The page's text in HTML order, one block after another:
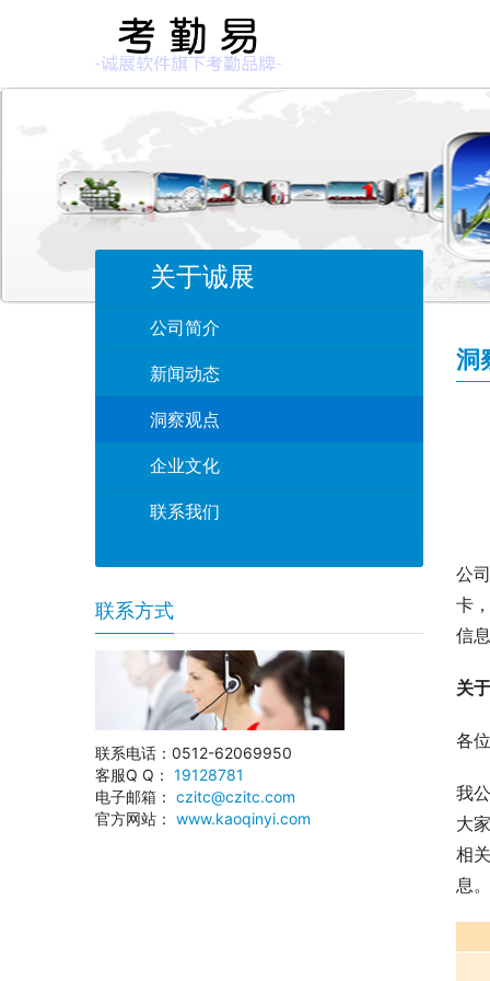
洞
公
卡
信
关
各
我
大
相
息。
关于诚展
公司简介
新闻动态
洞察观点
企业文化
联系我们
联系方式
联系电话：0512-62069950
客服Q Q： 19128781
电子邮箱： czitc@czitc.com
官方网站： www.kaoqinyi.com